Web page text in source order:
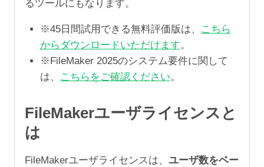
るツールにもなります。
※45日間試用できる無料評価版は、
こちら
からダウンロードいただけます。
※FileMaker 2025のシステム要件に関して
は、
こちらをご確認ください。
FileMakerユーザライセンスと
は
FileMakerユーザライセンスは、 ユーザ数をベー